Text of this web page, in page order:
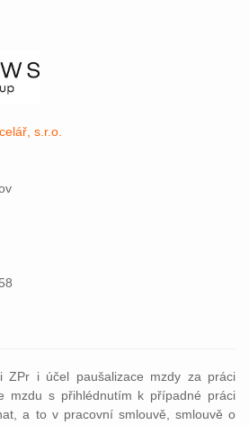
s.r.o.
ZPr i účel paušalizace mzdy za práci
mzdu s přihlédnutím k případné práci
a to v pracovní smlouvě, smlouvě o